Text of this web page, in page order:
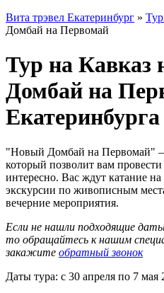
Вита трэвел Екатеринбург »
Домбай на Первомай
Тур на Кавказ
Домбай на
Екатеринбурга
"Новый Домбай на Первомай"
который позволит вам
интересно. Вас ждут катание
экскурсии по живописным
вечерние мероприятия.
Если не нашли подходящие
то обращайтесь к нашим
закажите обратный звонок
Даты тура: с 30 апреля по 7 мая